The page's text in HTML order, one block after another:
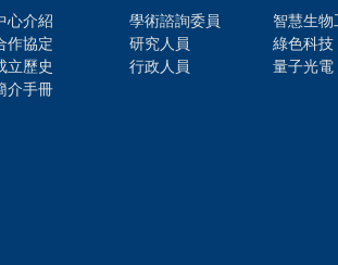
心介紹
作協定
立歷史
介手冊
學術諮詢委員
研究人員
行政人員
智慧生物
綠色科技
量子光電